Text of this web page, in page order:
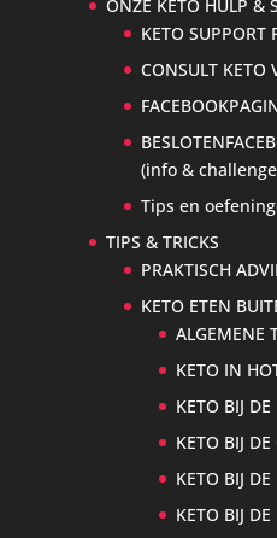
ONZE KETO HULP &
KETO SUPPORT
CONSULT KETO
(info &
Tips en
TIPS & TRICKS
PRAKTISCH
KETO ETEN
ALGEMENE
KETO IN
KETO BIJ
KETO BIJ DE
KETO BIJ
KETO BIJ